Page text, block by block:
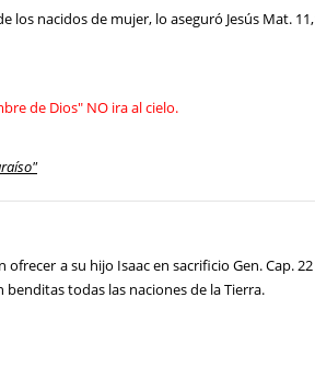
los nacidos de mujer, lo aseguró Jesús Mat.
de Dios" NO ira al cielo.
a su hijo Isaac en sacrificio Gen. Cap.
todas las naciones de la Tierra.